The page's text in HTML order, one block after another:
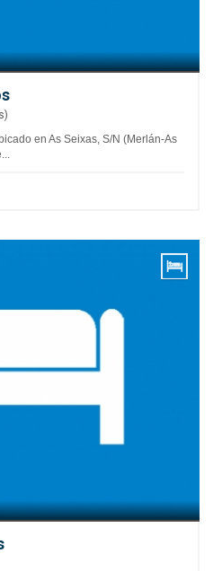
en As Seixas, S/N (Merlán-As